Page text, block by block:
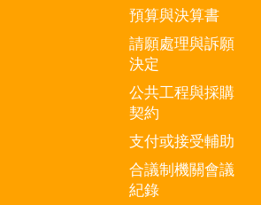
預算與決算書
請願處理與訴願
決定
公共工程與採購
契約
支付或接受輔助
合議制機關會議
紀錄